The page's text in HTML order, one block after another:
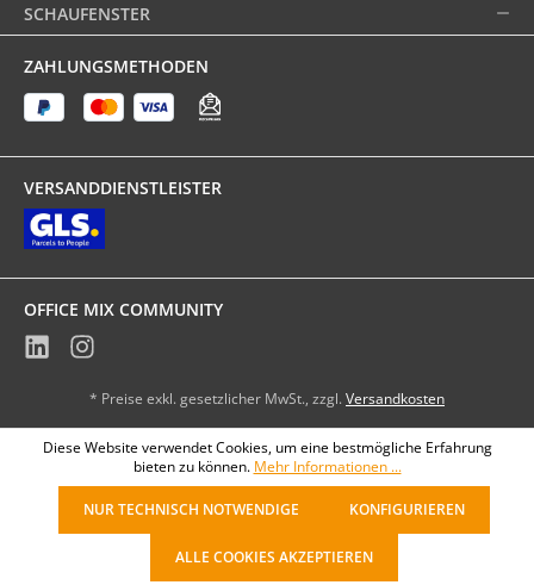
SCHAUFENSTER
ZAHLUNGSMETHODEN
VERSANDDIENSTLEISTER
OFFICE MIX COMMUNITY
* Preise exkl. gesetzlicher MwSt., zzgl. Versandkosten
Diese Website verwendet Cookies, um eine bestmögliche Erfahrung
bieten zu können. Mehr Informationen ...
NUR TECHNISCH NOTWENDIGE KONFIGURIEREN
ALLE COOKIES AKZEPTIEREN